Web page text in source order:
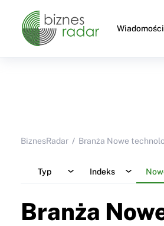
Wiadomości
BiznesRadar Branża Nowe
Typ Indeks
Branża